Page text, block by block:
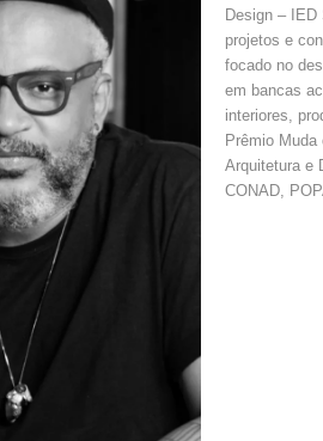
Design –
projetos e
focado no
em bancas
interiores,
Prêmio
Arquitetura e
CONAD,